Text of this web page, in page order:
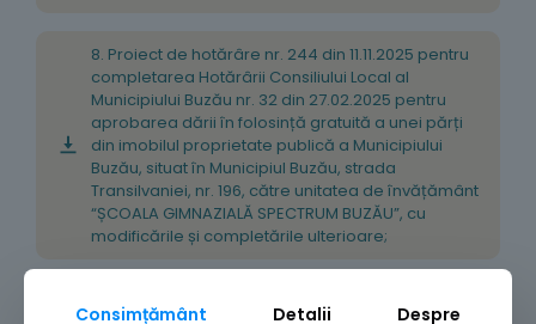
8. Proiect de hotărâre nr. 244 din 11.11.2025 pentru
completarea Hotărârii Consiliului Local al
Municipiului Buzău nr. 32 din 27.02.2025 pentru
aprobarea dării în folosință gratuită a unei părți
din imobilul proprietate publică a Municipiului
Buzău, situat în Municipiul Buzău, strada
Transilvaniei, nr. 196, către unitatea de învățământ
“ȘCOALA GIMNAZIALĂ SPECTRUM BUZĂU”, cu
modificările și completările ulterioare;
Consimțământ Detalii Despre